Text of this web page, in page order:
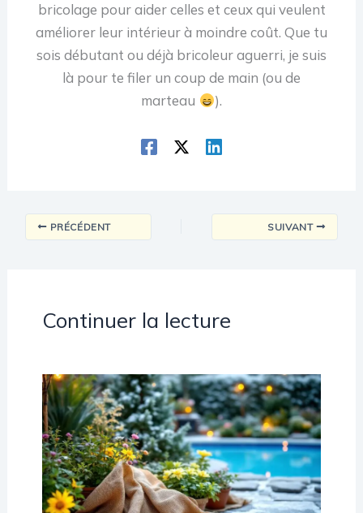
bricolage pour aider celles et ceux qui veulent
améliorer leur intérieur à moindre coût. Que tu
sois débutant ou déjà bricoleur aguerri, je suis
là pour te filer un coup de main (ou de
marteau
).
PRÉCÉDENT SUIVANT
Continuer la lecture